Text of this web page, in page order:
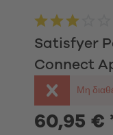
Satisfyer
Connect
Μη
60,95 €